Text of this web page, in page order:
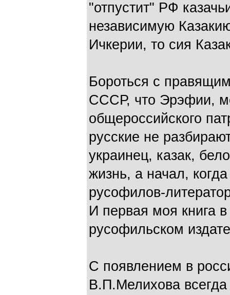
"отпустит" РФ
независимую
Ичкерии, то сия
Бороться с
СССР, что Эрэфии,
общероссийского
русские не
украинец, казак,
жизнь, а начал,
русофилов-
И первая моя
русофильском
С появлением в
В.П.Мелихова